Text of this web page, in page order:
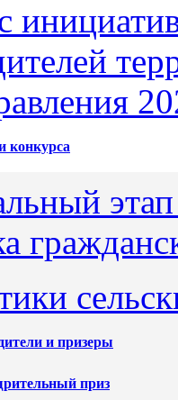
конкурса
и призеры
приз